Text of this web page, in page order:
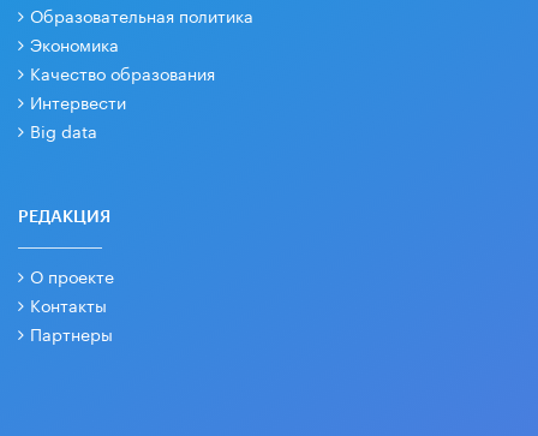
Образовательная политика
Экономика
Качество образования
Интервести
Big data
РЕДАКЦИЯ
О проекте
Контакты
Партнеры